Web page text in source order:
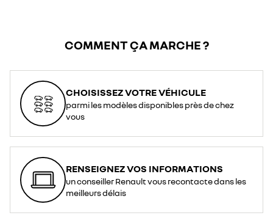
COMMENT ÇA MARCHE ?
CHOISISSEZ VOTRE VÉHICULE
parmi les modèles disponibles près de chez
vous
RENSEIGNEZ VOS INFORMATIONS
un conseiller Renault vous recontacte dans les
meilleurs délais